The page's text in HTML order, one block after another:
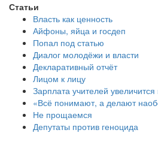
Статьи
Власть как ценность
Айфоны, яйца и госдеп
Попал под статью
Диалог молодёжи и власти
Декларативный отчёт
Лицом к лицу
Зарплата учителей
«Всё понимают, а делают
Не прощаемся
Депутаты против геноцида